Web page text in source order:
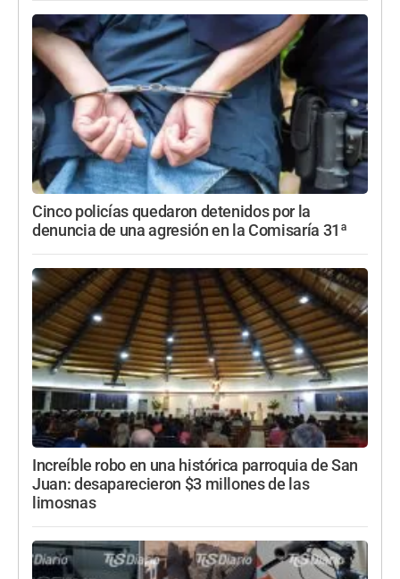
Cinco policías quedaron detenidos por la
denuncia de una agresión en la Comisaría 31ª
Increíble robo en una histórica parroquia de San
Juan: desaparecieron $3 millones de las
limosnas